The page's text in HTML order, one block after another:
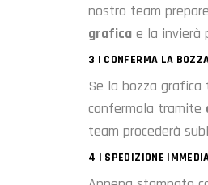
nostro team
grafica e la invierà
3 | CONFERMA LA
Se la bozza grafica
confermala tramite
team procederà
4 | SPEDIZIONE